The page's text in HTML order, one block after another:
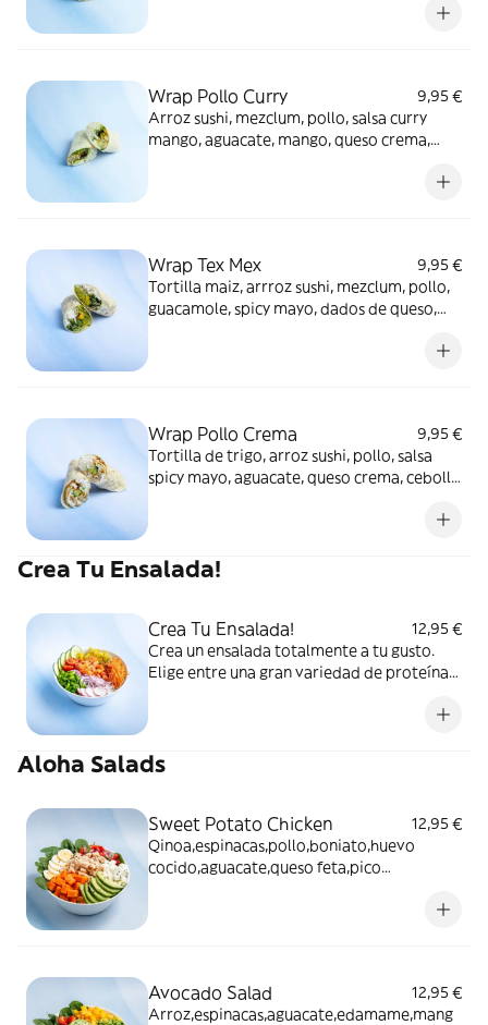
Wrap Pollo Curry
9,95 €
Arroz sushi, mezclum, pollo, salsa curry
mango, aguacate, mango, queso crema,
Wrap Tex Mex
9,95 €
Tortilla maiz, arrroz sushi, mezclum, pollo,
guacamole, spicy mayo, dados de queso,
Wrap Pollo Crema
9,95 €
Tortilla de trigo, arroz sushi, pollo, salsa
spicy mayo, aguacate, queso crema, cebolla
Crea Tu Ensalada!
Crea Tu Ensalada!
12,95 €
Crea un ensalada totalmente a tu gusto.
Elige entre una gran variedad de proteínas,
Aloha Salads
Sweet Potato Chicken
12,95 €
Qinoa,espinacas,pollo,boniato,huevo
cocido,aguacate,queso feta,pico
Avocado Salad
12,95 €
Arroz,espinacas,aguacate,edamame,mang